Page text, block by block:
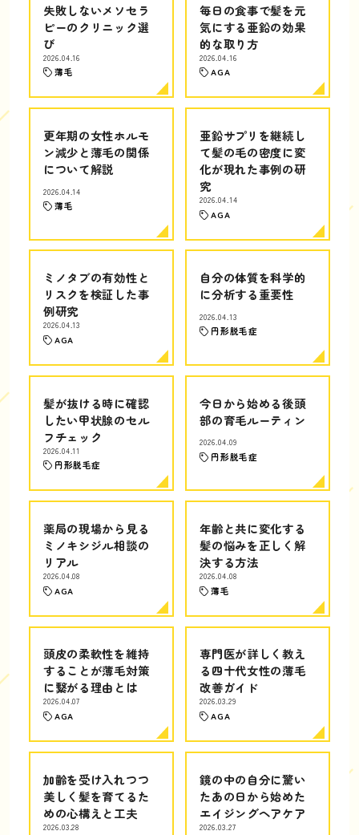
失敗しないメソセラ
ピーのクリニック選
び
2026.04.16
薄毛
毎日の食事で髪を元
気にする亜鉛の効果
的な取り方
2026.04.16
AGA
更年期の女性ホルモ
ン減少と薄毛の関係
について解説
2026.04.14
薄毛
亜鉛サプリを継続し
て髪の毛の密度に変
化が現れた事例の研
究
2026.04.14
AGA
ミノタブの有効性と
リスクを検証した事
例研究
2026.04.13
AGA
自分の体質を科学的
に分析する重要性
2026.04.13
円形脱毛症
髪が抜ける時に確認
したい甲状腺のセル
フチェック
2026.04.11
円形脱毛症
今日から始める後頭
部の育毛ルーティン
2026.04.09
円形脱毛症
薬局の現場から見る
ミノキシジル相談の
リアル
2026.04.08
AGA
年齢と共に変化する
髪の悩みを正しく解
決する方法
2026.04.08
薄毛
頭皮の柔軟性を維持
することが薄毛対策
に繋がる理由とは
2026.04.07
AGA
専門医が詳しく教え
る四十代女性の薄毛
改善ガイド
2026.03.29
AGA
加齢を受け入れつつ
美しく髪を育てるた
めの心構えと工夫
2026.03.28
鏡の中の自分に驚い
たあの日から始めた
エイジングヘアケア
2026.03.27